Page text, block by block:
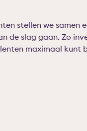
stellen we samen
de slag gaan. Zo
maximaal kunt